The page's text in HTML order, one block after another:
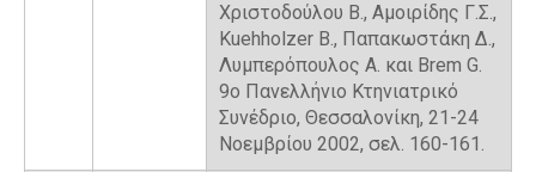
Χριστοδούλου Β., Αμοιρίδης Γ.Σ.,
Kuehholzer B., Παπακωστάκη Δ.,
Λυμπερόπουλος Α. και Brem G.
9ο Πανελλήνιο Κτηνιατρικό
Συνέδριο, Θεσσαλονίκη, 21-24
Νοεμβρίου 2002, σελ. 160-161.